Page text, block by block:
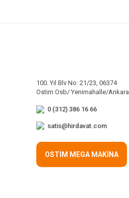
100. Yıl Blv No: 21/23, 06374
Ostim Osb/ Yenimahalle/Ankara
0 (312) 386 16 66
satis@hirdavat.com
OSTİM MEGA MAKİNA